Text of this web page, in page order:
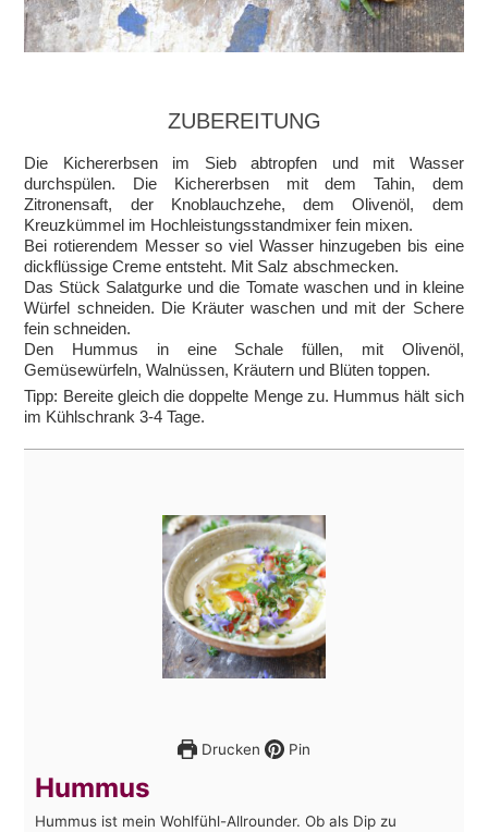
ZUBEREITUNG
Die Kichererbsen im Sieb abtropfen und mit Wasser
durchspülen. Die Kichererbsen mit dem Tahin, dem
Zitronensaft, der Knoblauchzehe, dem Olivenöl, dem
Kreuzkümmel im Hochleistungsstandmixer fein mixen.
Bei rotierendem Messer so viel Wasser hinzugeben bis eine
dickflüssige Creme entsteht. Mit Salz abschmecken.
Das Stück Salatgurke und die Tomate waschen und in kleine
Würfel schneiden. Die Kräuter waschen und mit der Schere
fein schneiden.
Den Hummus in eine Schale füllen, mit Olivenöl,
Gemüsewürfeln, Walnüssen, Kräutern und Blüten toppen.
Tipp: Bereite gleich die doppelte Menge zu. Hummus hält sich
im Kühlschrank 3-4 Tage.
Drucken Pin
Hummus
Hummus ist mein Wohlfühl-Allrounder. Ob als Dip zu